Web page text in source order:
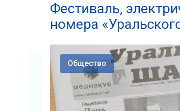
Фестиваль,
номера
Общество